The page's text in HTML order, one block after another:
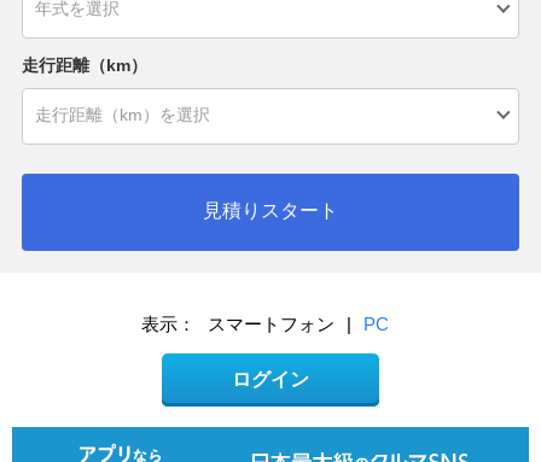
走行距離（km）
見積りスタート
表示： スマートフォン | PC
ログイン